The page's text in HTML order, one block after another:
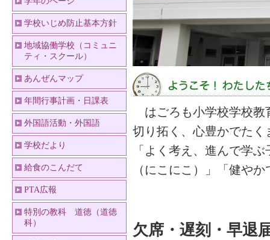
はごろも小学校学校教
切り拓く、心豊かでた
「よく考え、進んで学
（にこにこ）」「健や
欠席・遅刻・早退
学校いじめ防止基本方針
地域協働学校（コミュニ
ティ・スクール）
あんぜんマップ
年間行事計画・日課表
外国語活動・外国語
学校だより
給食のこんだて
PTA広報
特別の教科 道徳（道徳
科）